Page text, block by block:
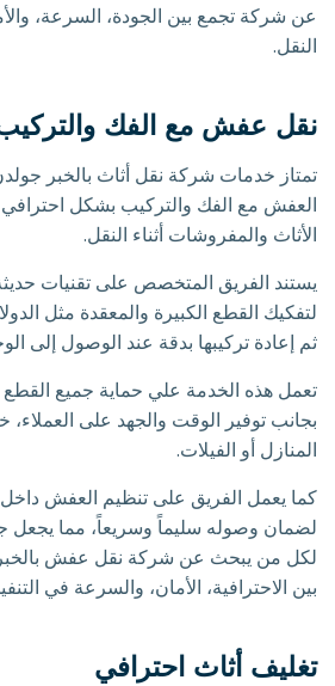
عن شركة تجمع بين الجودة، السرعة،
النقل.
نقل عفش مع الفك والتركيب
تمتاز خدمات شركة نقل أثاث بالخبر
العفش مع الفك والتركيب بشكل
الأثاث والمفروشات أثناء النقل.
يستند الفريق المتخصص على تقنيات
لتفكيك القطع الكبيرة والمعقدة مثل
ثم إعادة تركيبها بدقة عند الوصول إلى
تعمل هذه الخدمة علي حماية جميع
بجانب توفير الوقت والجهد على العملاء،
المنازل أو الفيلات.
كما يعمل الفريق على تنظيم العفش داخل
لضمان وصوله سليماً وسريعاً، مما يجعل
لكل من يبحث عن شركة نقل عفش بالخبر
بين الاحترافية، الأمان، والسرعة في
تغليف أثاث احترافي